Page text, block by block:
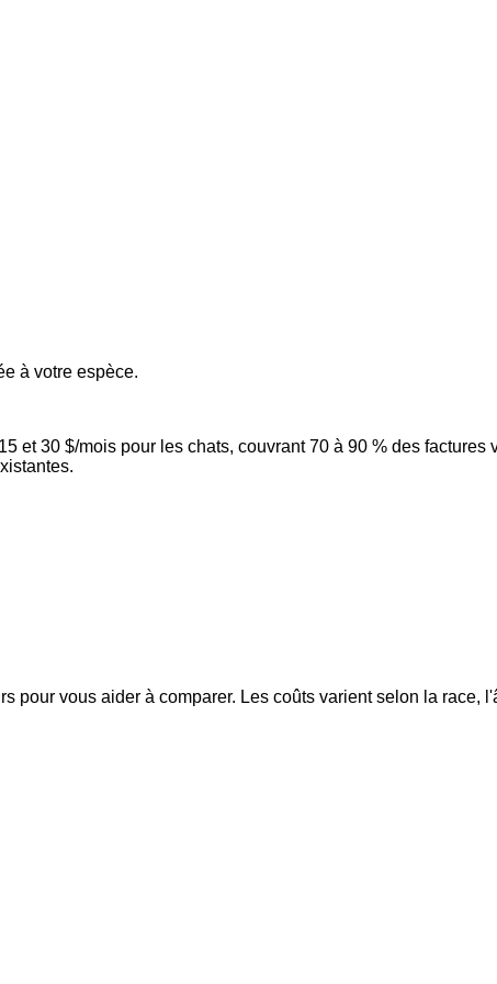
à votre espèce.
et 30 $/mois pour les chats, couvrant 70 à 90 % des
pour vous aider à comparer. Les coûts varient selon la race,